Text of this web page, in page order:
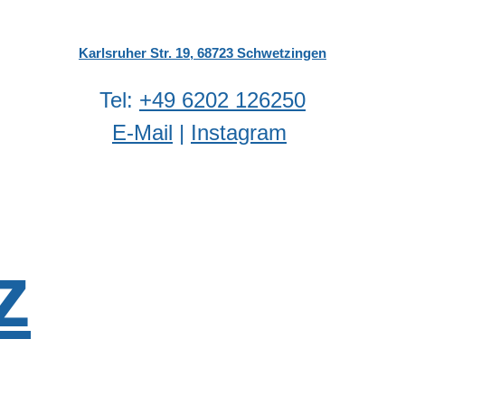
Karlsruher Str. 19, 68723 Schwetzingen
‬Tel: ‭+49 6202 126250
E-Mail | Instagram